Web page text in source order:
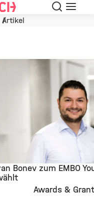
Suche
Artikel
Bonev zum EMBO
Awards &